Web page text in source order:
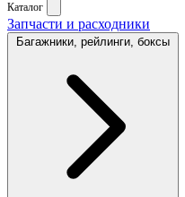
Каталог
Запчасти и расходники
Багажники, рейлинги, боксы